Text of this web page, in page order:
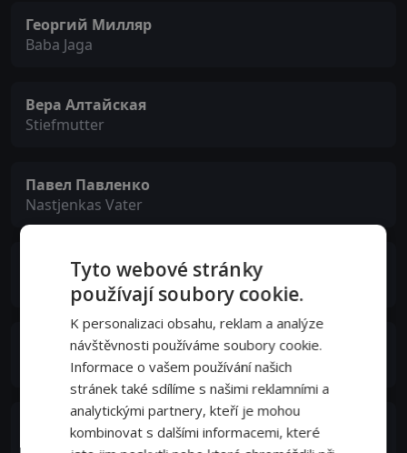
Георгий Милляр
Baba Jaga
Вера Алтайская
Stiefmutter
Павел Павленко
Nastjenkas Vater
Татьяна Барышева
Brautwerberin
Анатолий Кубацкий
Anführer der Räuber
Валентин Брылеев
Tyto webové stránky
používají soubory cookie.
K personalizaci obsahu, reklam a analýze
návštěvnosti používáme soubory cookie.
Informace o vašem používání našich
stránek také sdílíme s našimi reklamními a
analytickými partnery, kteří je mohou
kombinovat s dalšími informacemi, které